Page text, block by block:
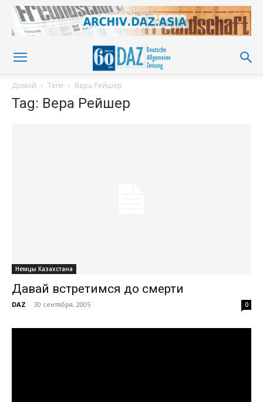
Домой Теги Вера Рейшер
Tag: Вера Рейшер
Немцы Казахстана
Давай встретимся до смерти
DAZ - 30 сентября, 2005 0